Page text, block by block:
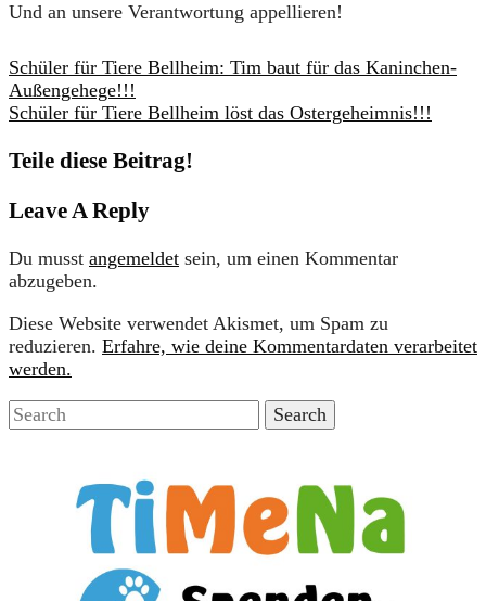
Und an unsere Verantwortung appellieren!
Schüler für Tiere Bellheim: Tim baut für das Kaninchen-
Außengehege!!!
Schüler für Tiere Bellheim löst das Ostergeheimnis!!!
Teile diese Beitrag!
Leave A Reply
Du musst angemeldet sein, um einen Kommentar
abzugeben.
Diese Website verwendet Akismet, um Spam zu
reduzieren. Erfahre, wie deine Kommentardaten verarbeitet
werden.